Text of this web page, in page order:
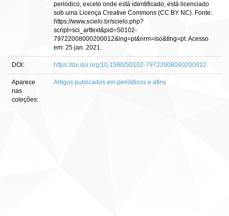
periódico, exceto onde está identificado, está licenciado
sob uma Licença Creative Commons (CC BY NC). Fonte:
https://www.scielo.br/scielo.php?
script=sci_arttext&pid=S0102-
79722008000200012&lng=pt&nrm=iso&tlng=pt. Acesso
em: 25 jan. 2021.
DOI: https://dx.doi.org/10.1590/S0102-79722008000200012
Aparece
nas
coleções:
Artigos publicados em periódicos e afins